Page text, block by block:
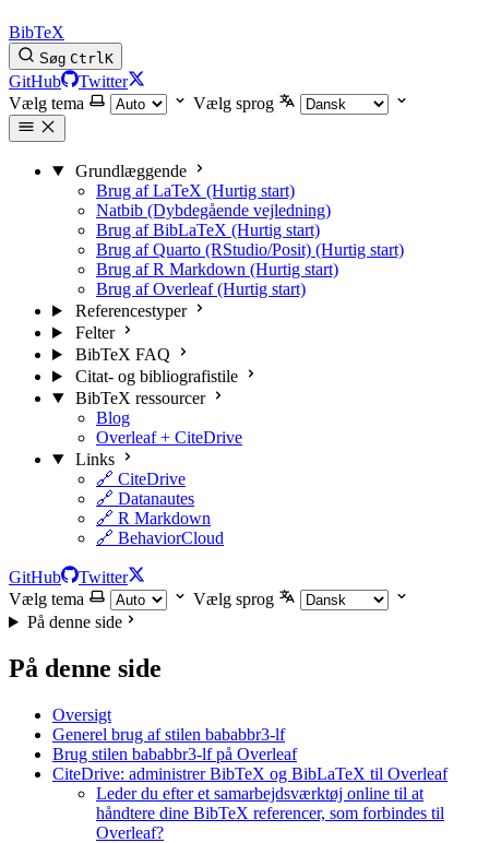
BibTeX
Søg CtrlK
GitHub
Twitter
Vælg tema
Vælg sprog
Grundlæggende
Brug af LaTeX (Hurtig start)
Natbib (Dybdegående vejledning)
Brug af BibLaTeX (Hurtig start)
Brug af Quarto (RStudio/Posit) (Hurtig start)
Brug af R Markdown (Hurtig start)
Brug af Overleaf (Hurtig start)
Referencestyper
Felter
BibTeX FAQ
Citat- og bibliografistile
BibTeX ressourcer
Blog
Overleaf + CiteDrive
Links
🔗 CiteDrive
🔗 Datanautes
🔗 R Markdown
🔗 BehaviorCloud
GitHub
Twitter
Vælg tema
Vælg sprog
På denne side
På denne side
Oversigt
Generel brug af stilen bababbr3-lf
Brug stilen bababbr3-lf på Overleaf
CiteDrive: administrer BibTeX og BibLaTeX til Overleaf
Leder du efter et samarbejdsværktøj online til at
håndtere dine BibTeX referencer, som forbindes til
Overleaf?